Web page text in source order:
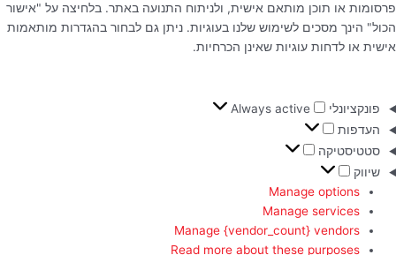
פרסומות או תוכן מותאם אישית, ולניתוח התנועה באתר. בלחיצה על "אישור
הכול" הינך מסכים לשימוש שלנו בעוגיות. ניתן גם לבחור בהגדרות מותאמות
אישית או לדחות עוגיות שאינן הכרחיות.
פונקציונלי
Always active
העדפות
סטטיסטיקה
שיווק
Manage options
Manage services
Manage {vendor_count} vendors
Read more about these purposes